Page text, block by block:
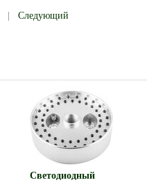
|Следующий
Светодиодный